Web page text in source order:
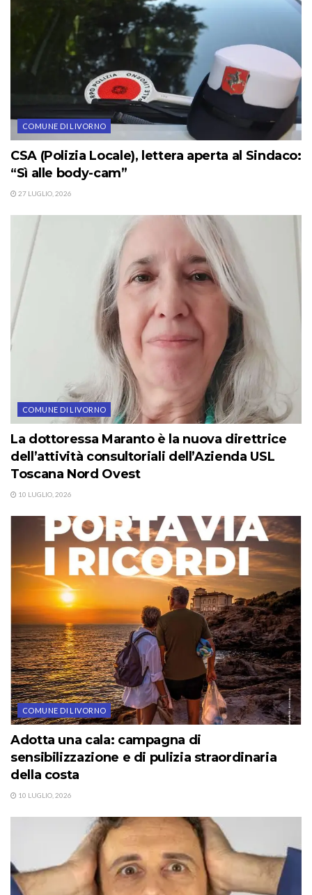
COMUNE DI LIVORNO
CSA (Polizia Locale), lettera aperta al Sindaco:
“Sì alle body-cam”
27 LUGLIO, 2026
COMUNE DI LIVORNO
La dottoressa Maranto è la nuova direttrice
dell’attività consultoriali dell’Azienda USL
Toscana Nord Ovest
10 LUGLIO, 2026
COMUNE DI LIVORNO
Adotta una cala: campagna di
sensibilizzazione e di pulizia straordinaria
della costa
10 LUGLIO, 2026